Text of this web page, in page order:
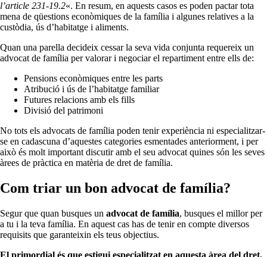
l’article 231-19.2«. En resum, en aquests casos es poden pactar tota
mena de qüestions econòmiques de la família i algunes relatives a la
custòdia, ús d’habitatge i aliments.
Quan una parella decideix cessar la seva vida conjunta requereix un
advocat de família per valorar i negociar el repartiment entre ells de:
Pensions econòmiques entre les parts
Atribució i ús de l’habitatge familiar
Futures relacions amb els fills
Divisió del patrimoni
No tots els advocats de família poden tenir experiència ni especialitzar-
se en cadascuna d’aquestes categories esmentades anteriorment, i per
això és molt important discutir amb el seu advocat quines són les seves
àrees de pràctica en matèria de dret de família.
Com triar un bon advocat de família?
Segur que quan busques un advocat de família, busques el millor per
a tu i la teva família. En aquest cas has de tenir en compte diversos
requisits que garanteixin els teus objectius.
El primordial és que estigui especialitzat en aquesta àrea del dret,